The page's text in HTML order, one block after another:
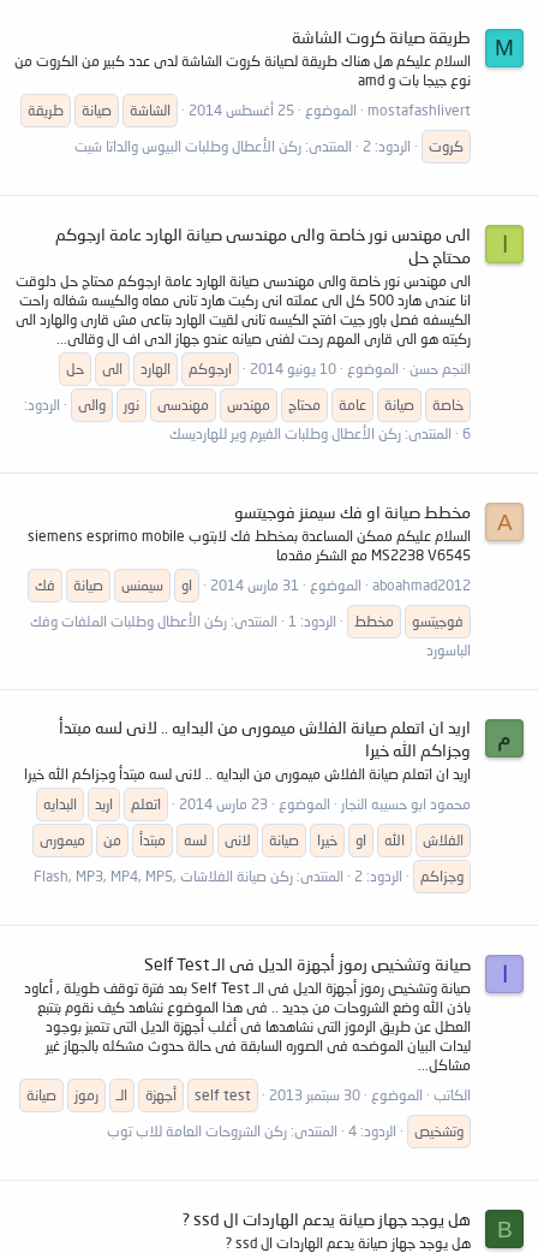
M طريقة صيانة كروت الشاشة
السلام عليكم هل هناك طريقة لصيانة كروت الشاشة لدى عدد كبير من الكروت من
نوع جيجا بات و amd
mostafashlivert
الموضوع 25 أغسطس 2014 الشاشة صيانة
طريقة
كروت
الردود: 2 المنتدى: ركن الأعطال وطلبات البيوس والداتا شيت
الى مهندس نور خاصة والى مهندسى صيانة الهارد عامة ارجوكم
محتاج حل
الى مهندس نور خاصة والى مهندسى صيانة الهارد عامة ارجوكم محتاج حل دلوقت
انا عندى هارد 500 كل الى عملته انى ركبت هارد تانى معاه والكيسه شغاله راحت
الكيسفه فصل باور جيت افتح الكيسه تانى لقيت الهارد بتاعى مش قارى والهارد الى
ركبته هو الى قارى المهم رحت لفنى صيانه عندو جهاز الدى اف ال وقالى...
النجم حسن
الموضوع 10 يونيو 2014 ارجوكم الهارد الى
حل
خاصة
صيانة عامة محتاج مهندس مهندسى نور والى
الردود:
6
المنتدى: ركن الأعطال وطلبات الفيرم وير للهارديسك
A مخطط صيانة او فك سيمنز فوجيتسو
السلام عليكم ممكن المساعدة بمخطط فك لابتوب siemens esprimo mobile
MS2238 V6545 مع الشكر مقدما
aboahmad2012
الموضوع 31 مارس 2014 او سيمنس صيانة
فك
فوجيتسو
مخطط الردود: 1 المنتدى: ركن الأعطال وطلبات الملفات وفك
الباسورد
م
اريد ان اتعلم صيانة الفلاش ميمورى من البدايه .. لانى لسه مبتدأ
وجزاكم الله خيرا
اريد ان اتعلم صيانة الفلاش ميمورى من البدايه .. لانى لسه مبتدأ وجزاكم الله خيرا
محمود ابو حسيبه النجار
الموضوع 23 مارس 2014 اتعلم اريد
البدايه
الفلاش
الله او خيرا صيانة لانى لسه مبتدأ من
ميمورى
وجزاكم
الردود: 2 المنتدى: ركن صيانة الفلاشات ,Flash, MP3, MP4, MP5
صيانة وتشخيص رموز أجهزة الديل فى الـ Self Test
صيانة وتشخيص رموز أجهزة الديل فى الـ Self Test بعد فترة توقف طويلة , أعاود
باذن الله وضع الشروحات من جديد .. فى هذا الموضوع نشاهد كيف نقوم بتتبع
العطل عن طريق الرموز التى نشاهدها فى أغلب أجهزة الديل التى تتميز بوجود
ليدات البيان الموضحه فى الصوره السابقة فى حالة حدوث مشكله بالجهاز غير
مشاكل...
الكاتب
الموضوع 30 سبتمبر 2013 self test أجهزة الـ رموز
صيانة
وتشخيص
الردود: 4 المنتدى: ركن الشروحات العامة للاب توب
B هل يوجد جهاز صيانة يدعم الهاردات ال ssd ?
هل يوجد جهاز صيانة يدعم الهاردات ال ssd ?